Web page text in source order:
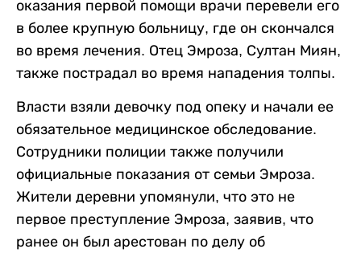
оказания первой помощи врачи перевели его
в более крупную больницу, где он скончался
во время лечения. Отец Эмроза, Султан Миян,
также пострадал во время нападения толпы.
Власти взяли девочку под опеку и начали ее
обязательное медицинское обследование.
Сотрудники полиции также получили
официальные показания от семьи Эмроза.
Жители деревни упомянули, что это не
первое преступление Эмроза, заявив, что
ранее он был арестован по делу об